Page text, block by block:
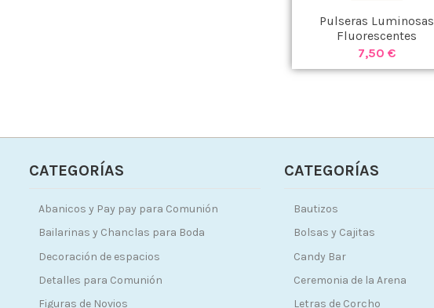
Pulseras Luminosas
Fluorescentes
7,50 €
CATEGORÍAS
Abanicos y Pay pay para Comunión
Bailarinas y Chanclas para Boda
Decoración de espacios
Detalles para Comunión
Figuras de Novios
CATEGORÍAS
Bautizos
Bolsas y Cajitas
Candy Bar
Ceremonia de la Arena
Letras de Corcho